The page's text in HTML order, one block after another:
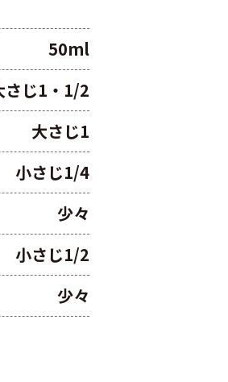
50ml
さじ1・1/2
大さじ1
小さじ1/4
少々
小さじ1/2
少々